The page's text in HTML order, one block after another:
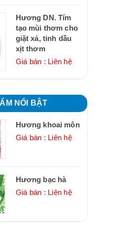
Hương DN. Tím
tạo mùi thơm cho
giặt xả, tinh dầu
xịt thơm
Giá bán : Liên hệ
NỔI BẬT
Hương khoai môn
Giá bán : Liên hệ
Hương bạc hà
Giá bán : Liên hệ